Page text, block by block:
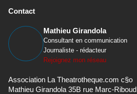
Contact
Mathieu Girandola
Consultant en communication
Journaliste - rédacteur
Rejoignez mon réseau
Association La Theatrotheque.com c§o
Mathieu Girandola 35B rue Marc-Riboud